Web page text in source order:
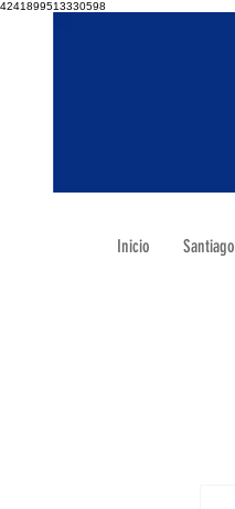
4241899513330598
Inicio Santiago